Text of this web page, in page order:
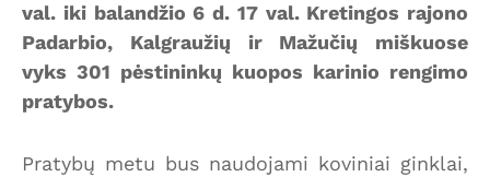
val. iki balandžio 6 d. 17 val. Kretingos rajono
Padarbio, Kalgraužių ir Mažučių miškuose
vyks 301 pėstininkų kuopos karinio rengimo
pratybos.
Pratybų metu bus naudojami koviniai ginklai,